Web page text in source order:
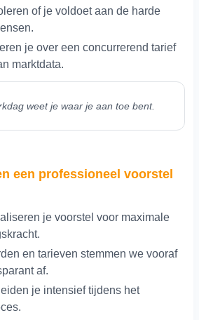
of je voldoet aan de harde
je over een concurrerend tarief
marktdata.
weet je waar je aan toe bent.
een professioneel voorstel
je voorstel voor maximale
en tarieven stemmen we vooraf
af.
je intensief tijdens het